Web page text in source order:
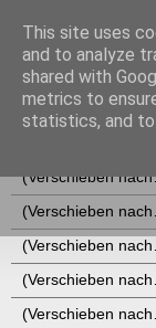
This site uses
and to analyze
shared with
metrics to
statistics, and